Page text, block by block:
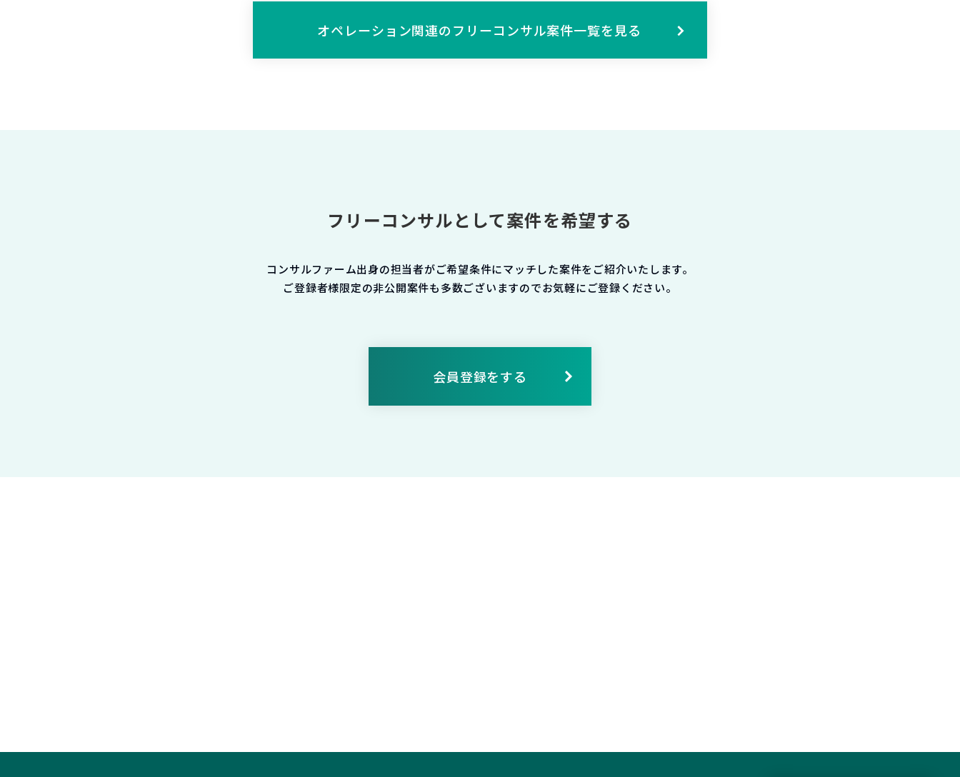
オペレーション関連のフリーコンサル案件一覧を見る
フリーコンサルとして案件を希望する
コンサルファーム出身の担当者がご希望条件にマッチした案件をご紹介いたします。
ご登録者様限定の非公開案件も多数ございますのでお気軽にご登録ください。
会員登録をする